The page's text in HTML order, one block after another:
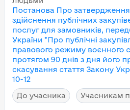
Постанова Про
здійснення публічних
послуг для замовників,
України "Про публічні
правового режиму воєнного
протягом 90 днів з дня його
скасування стаття Закону
10-12
До учасника
Учасникам